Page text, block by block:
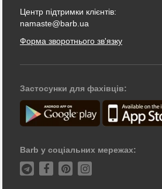
Центр підтримки клієнтів:
namaste@barb.ua
Форма зворотнього зв'язку
Застосунки для фахівців:
Barb у соціальних мережах: